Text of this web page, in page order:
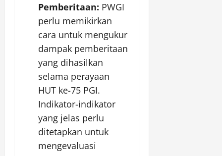
Pemberitaan: PWGI
perlu memikirkan
cara untuk mengukur
dampak pemberitaan
yang dihasilkan
selama perayaan
HUT ke-75 PGI.
Indikator-indikator
yang jelas perlu
ditetapkan untuk
mengevaluasi